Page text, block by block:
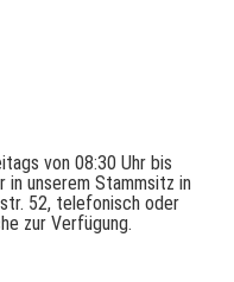
von 08:30 Uhr bis
in unserem Stammsitz in
52, telefonisch oder
zur Verfügung.